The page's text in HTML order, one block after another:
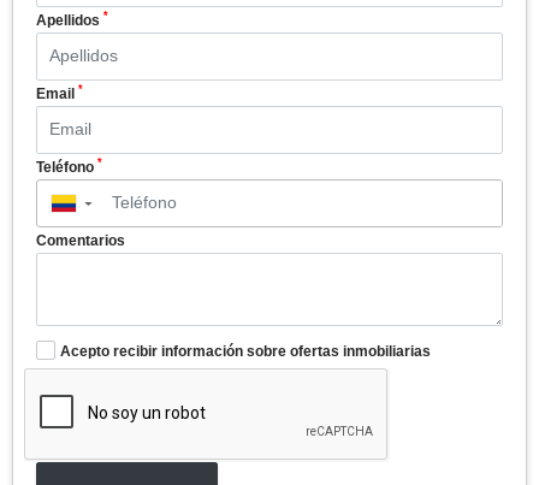
Apellidos *
Email *
Teléfono *
▼
Comentarios
Acepto recibir información sobre ofertas inmobiliarias